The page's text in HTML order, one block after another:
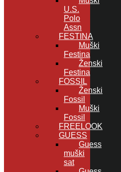
U.S.
Polo
Assn
FESTINA
Muški
Festina
Ženski
Festina
FOSSIL
Ženski
Fossil
Muški
Fossil
FREELOOK
GUESS
Guess
muški
sat